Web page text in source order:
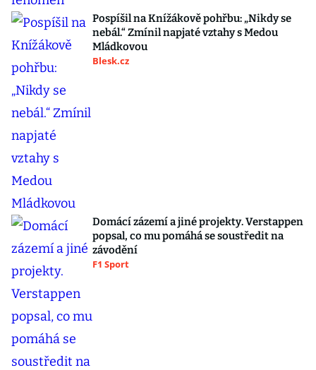
Pospíšil na Knížákově pohřbu: „Nikdy se
nebál.“ Zmínil napjaté vztahy s Medou
Mládkovou
Blesk.cz
Domácí zázemí a jiné projekty. Verstappen
popsal, co mu pomáhá se soustředit na
závodění
F1 Sport